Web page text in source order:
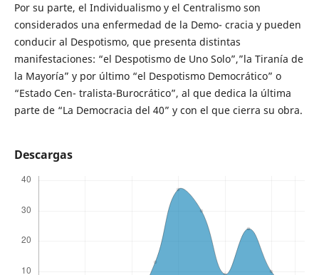
Por su parte, el Individualismo y el Centralismo son
considerados una enfermedad de la Demo- cracia y pueden
conducir al Despotismo, que presenta distintas
manifestaciones: “el Despotismo de Uno Solo”,”la Tiranía de
la Mayoría” y por último “el Despotismo Democrático” o
“Estado Cen- tralista-Burocrático”, al que dedica la última
parte de “La Democracia del 40” y con el que cierra su obra.
Descargas